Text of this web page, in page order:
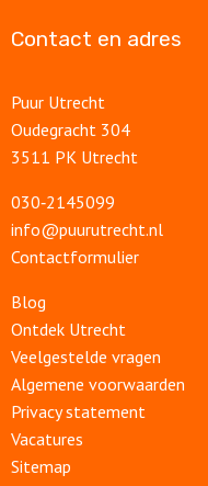
Contact en adres
Puur Utrecht
Oudegracht 304
3511 PK Utrecht
030‑2145099
info@puurutrecht.nl
Contactformulier
Blog
Ontdek Utrecht
Veelgestelde vragen
Algemene voorwaarden
Privacy statement
Vacatures
Sitemap